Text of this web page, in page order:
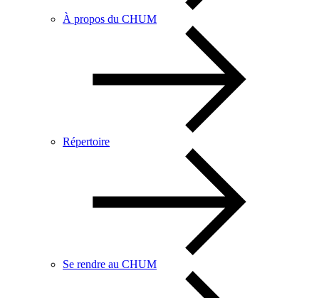
À propos du CHUM
Répertoire
Se rendre au CHUM